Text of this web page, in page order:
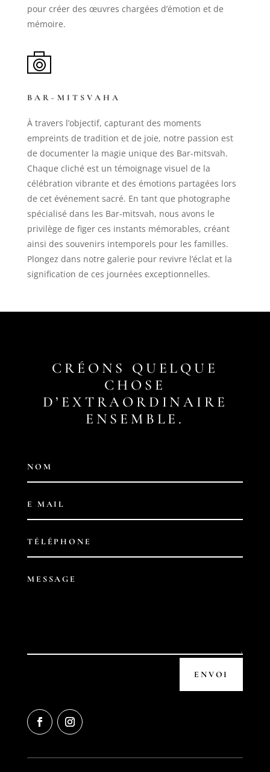
pour créer des œuvres chargées d’émotion et de
mémoire.
BAR-MITSVAHA
À travers l’objectif, capturant des moments
empreints de tradition et de joie, notre passion est
de documenter la magie unique des Bar-mitsvah.
Chaque cliché est un témoignage visuel de la
célébration vibrante et des émotions partagées lors
de cet événement sacré. En tant que photographe
spécialisé dans les Bar-mitsvah, nous avons le
privilège de figer ces instants mémorables, créant
ainsi des souvenirs intemporels pour les familles.
Plongez dans notre galerie pour revivre l’éclat et la
signification de ces journées exceptionnelles.
CRÉONS QUELQUE
CHOSE
D’EXTRAORDINAIRE
ENSEMBLE.
ENVOI